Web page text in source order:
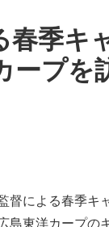
季キ
ープを
による春季キ
東洋カープの